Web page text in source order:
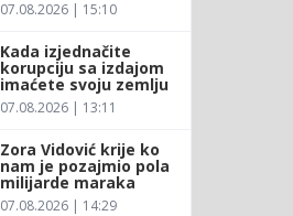
07.08.2026 | 15:10
Kada izjednačite
korupciju sa izdajom
imaćete svoju zemlju
07.08.2026 | 13:11
Zora Vidović krije ko
nam je pozajmio pola
milijarde maraka
07.08.2026 | 14:29